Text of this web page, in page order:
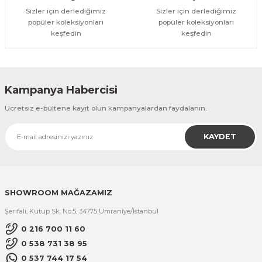
Sizler için derlediğimiz
popüler koleksiyonları
keşfedin
Sizler için derlediğimiz
popüler koleksiyonları
keşfedin
Kampanya Habercisi
Ücretsiz e-bültene kayıt olun kampanyalardan faydalanın.
KAYDET
SHOWROOM MAĞAZAMIZ
Şerifali, Kutup Sk. No:5, 34775 Ümraniye/İstanbul
0 216 700 11 60
0 538 731 38 95
0 537 744 17 54